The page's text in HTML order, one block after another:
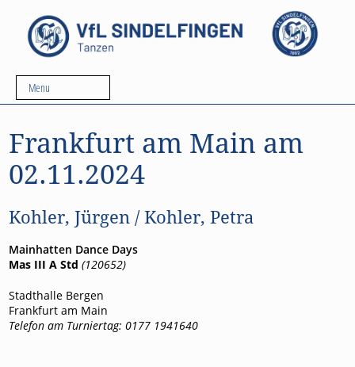
Menu
Frankfurt am Main am
02.11.2024
Kohler, Jürgen / Kohler, Petra
Mainhatten Dance Days
Mas III A Std(120652)
Stadthalle Bergen
Frankfurt am Main
Telefon am Turniertag: 0177 1941640